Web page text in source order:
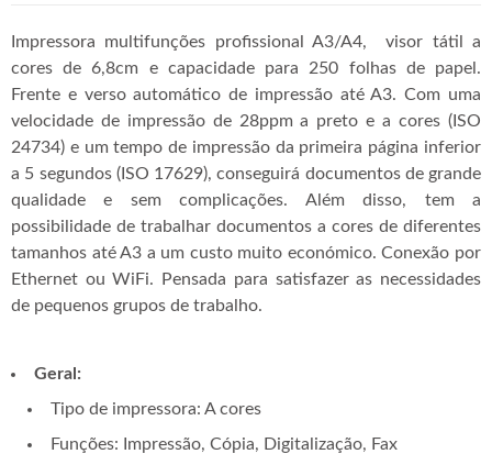
Impressora multifunções profissional A3/A4, visor tátil a
cores de 6,8cm e capacidade para 250 folhas de papel.
Frente e verso automático de impressão até A3. Com uma
velocidade de impressão de 28ppm a preto e a cores (ISO
24734) e um tempo de impressão da primeira página inferior
a 5 segundos (ISO 17629), conseguirá documentos de grande
qualidade e sem complicações. Além disso, tem a
possibilidade de trabalhar documentos a cores de diferentes
tamanhos até A3 a um custo muito económico. Conexão por
Ethernet ou WiFi. Pensada para satisfazer as necessidades
de pequenos grupos de trabalho.
Geral:
Tipo de impressora: A cores
Funções: Impressão, Cópia, Digitalização, Fax